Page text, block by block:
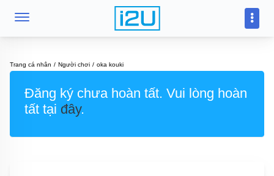
Trang cá nhân Người chơi oka kouki
Đăng ký chưa hoàn tất. Vui lòng hoàn
tất tại đây.